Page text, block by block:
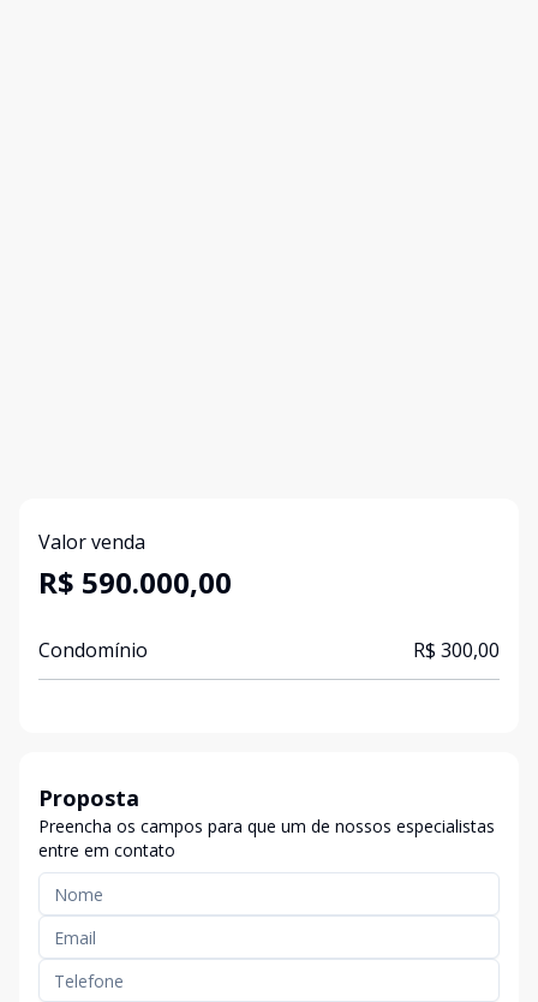
Valor venda
R$ 590.000,00
Condomínio R$ 300,00
Proposta
Preencha os campos para que um de nossos especialistas
entre em contato